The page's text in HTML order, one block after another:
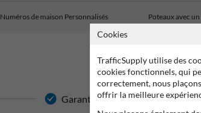
Numéros de maison Personnalisés Poteaux avec
Garantie de 15 ans sur le film
Cookies
TrafficSupply utilise des
cookies fonctionnels, qui
correctement, nous
offrir la meilleure